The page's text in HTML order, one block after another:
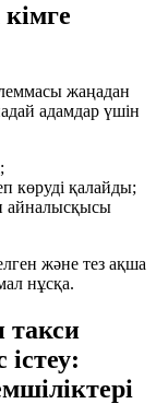
жаңадан
адамдар үшін
көруді қалайды;
айналысқысы
және тез ақша
нұсқа.
такси